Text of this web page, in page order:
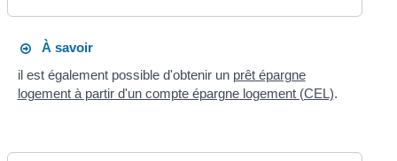
À savoir
il est également possible d'obtenir un prêt épargne
logement à partir d'un compte épargne logement (CEL).